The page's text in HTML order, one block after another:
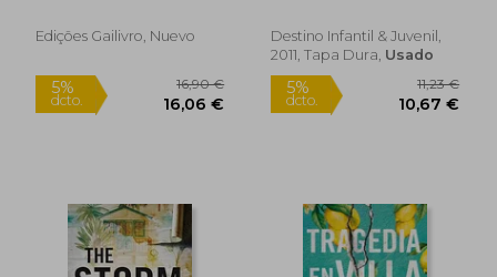
dcto. 20,87 €
5%
dcto.
Edições Gailivro, Nuevo
Destino Infantil & Juvenil,
2011, Tapa Dura, Usado